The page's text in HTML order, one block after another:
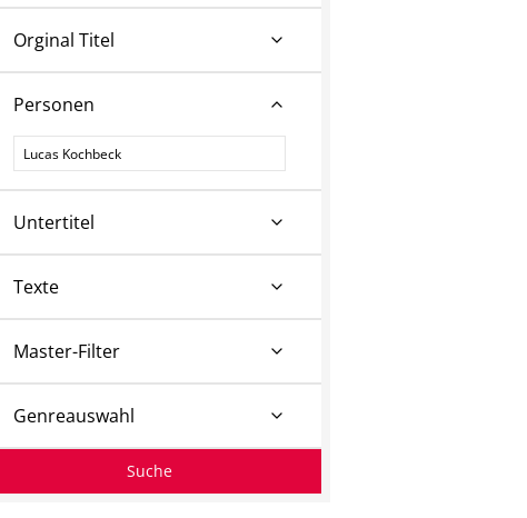
Orginal Titel
Personen
Personen
Untertitel
Texte
Master-Filter
Genreauswahl
Suche